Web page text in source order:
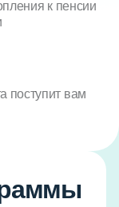
к пенсии
поступит вам